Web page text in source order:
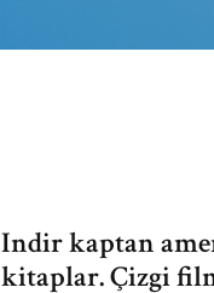
Indir kaptan
kitaplar. Çizgi